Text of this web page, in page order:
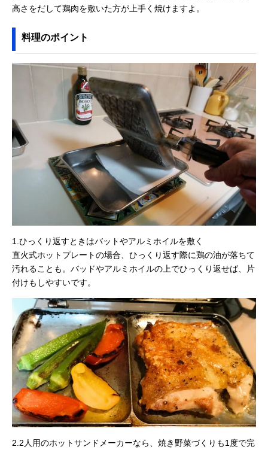
高さをだして鶏肉を敷いた方が上手く焼けますよ。
料理のポイント
1.ひっくり返すときはバットやアルミホイルを敷く
直火式ホットプレートの場合、ひっくり返す際に鶏の油が落ちて
汚れることも。バッドやアルミホイルの上でひっくり返せば、片
付けもしやすいです。
2.2人用のホットサンドメーカーなら、焼き野菜づくりも1度で完